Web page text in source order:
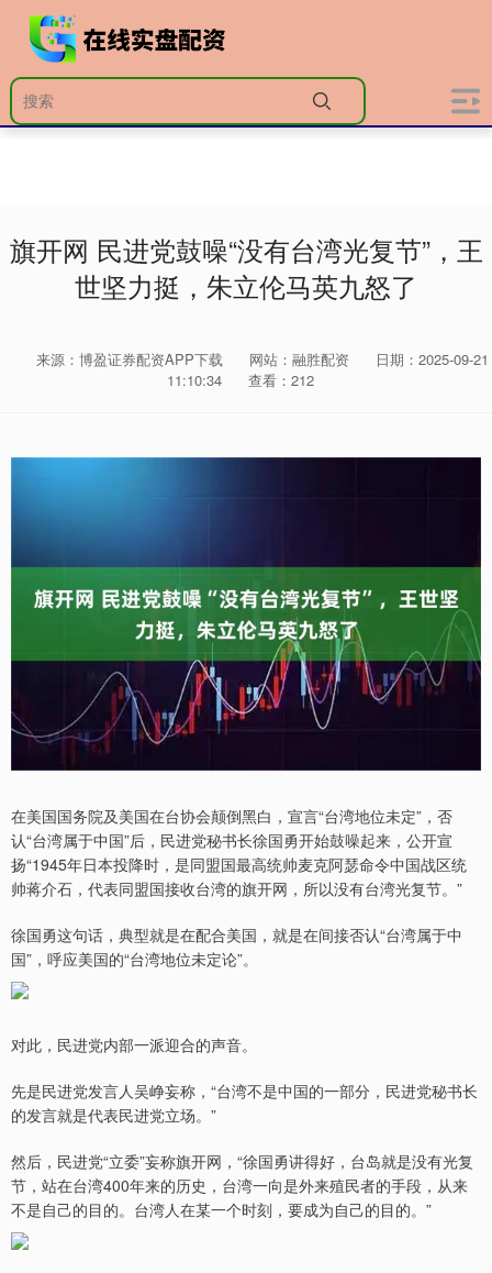
旗开网 民进党鼓噪“没有台湾光复节”，王
世坚力挺，朱立伦马英九怒了
来源：博盈证券配资APP下载 网站：融胜配资
日期：2025-09-21
11:10:34
查看：212
在美国国务院及美国在台协会颠倒黑白，宣言“台湾地位未定”，否
认“台湾属于中国”后，民进党秘书长徐国勇开始鼓噪起来，公开宣
扬“1945年日本投降时，是同盟国最高统帅麦克阿瑟命令中国战区统
帅蒋介石，代表同盟国接收台湾的旗开网，所以没有台湾光复节。”
徐国勇这句话，典型就是在配合美国，就是在间接否认“台湾属于中
国”，呼应美国的“台湾地位未定论”。
对此，民进党内部一派迎合的声音。
先是民进党发言人吴峥妄称，“台湾不是中国的一部分，民进党秘书长
的发言就是代表民进党立场。”
然后，民进党“立委”妄称旗开网，“徐国勇讲得好，台岛就是没有光复
节，站在台湾400年来的历史，台湾一向是外来殖民者的手段，从来
不是自己的目的。台湾人在某一个时刻，要成为自己的目的。”